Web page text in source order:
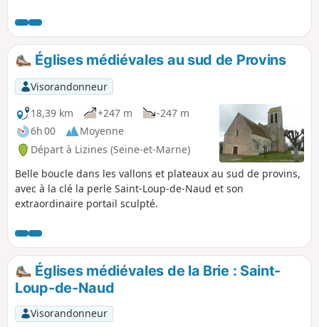
Fault-Yonne, confluence entre la Seine et l'Yonne. Elle passe
ainsi d'un paysage agricole à un paysage de marais dans la
vallée, se terminant en milieu plus urbain.
Églises médiévales au sud de Provins
Visorandonneur
18,39 km
+247 m
-247 m
6h 00
Moyenne
Départ à Lizines (Seine-et-Marne)
Belle boucle dans les vallons et plateaux au sud de provins,
avec à la clé la perle Saint-Loup-de-Naud et son
extraordinaire portail sculpté.
Églises médiévales de la Brie : Saint-
Loup-de-Naud
Visorandonneur